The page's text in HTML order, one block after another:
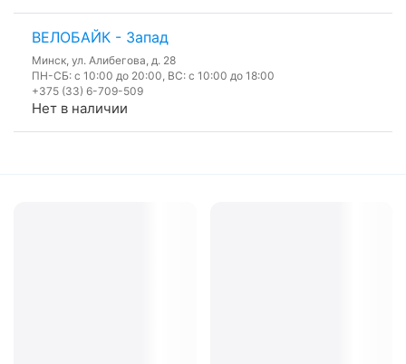
ВЕЛОБАЙК - Запад
Минск, ул. Алибегова, д. 28
ПН-СБ: с 10:00 до 20:00, ВС: с 10:00 до 18:00
+375 (33) 6-709-509
Нет в наличии